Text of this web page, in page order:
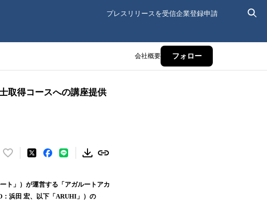
プレスリリースを受信企業登録申請
会社概要 フォロー
取得コースへの講座提供
い
！
数
ト」）が運営する「アガルートアカ
浜田 宏、以下「ARUHI」）の